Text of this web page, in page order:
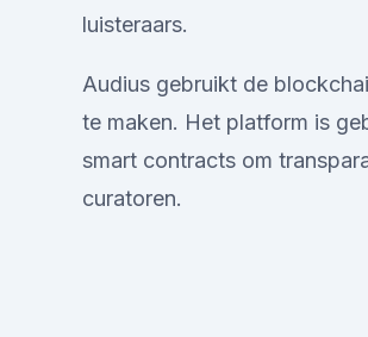
luisteraars.
Audius gebruikt de
te maken. Het platform is
smart contracts om
curatoren.